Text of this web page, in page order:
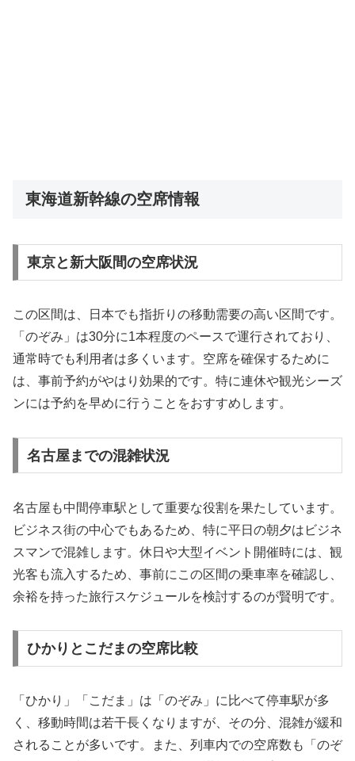
東海道新幹線の空席情報
東京と新大阪間の空席状況
この区間は、日本でも指折りの移動需要の高い区間です。
「のぞみ」は30分に1本程度のペースで運行されており、
通常時でも利用者は多くいます。空席を確保するために
は、事前予約がやはり効果的です。特に連休や観光シーズ
ンには予約を早めに行うことをおすすめします。
名古屋までの混雑状況
名古屋も中間停車駅として重要な役割を果たしています。
ビジネス街の中心でもあるため、特に平日の朝夕はビジネ
スマンで混雑します。休日や大型イベント開催時には、観
光客も流入するため、事前にこの区間の乗車率を確認し、
余裕を持った旅行スケジュールを検討するのが賢明です。
ひかりとこだまの空席比較
「ひかり」「こだま」は「のぞみ」に比べて停車駅が多
く、移動時間は若干長くなりますが、その分、混雑が緩和
されることが多いです。また、列車内での空席数も「のぞ